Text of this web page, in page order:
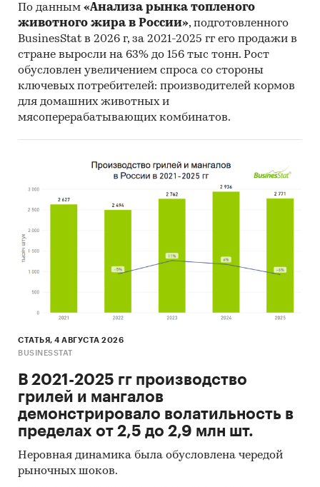
РФ, федеральные округа и регионы РФ, страны
мира
Категории: IT и телекоммуникации /
Звукозапись
Россия
По данным «Анализа рынка топленого
животного жира в России», подготовленного
BusinesStat в 2026 г, за 2021-2025 гг его продажи в
стране выросли на 63% до 156 тыс тонн. Рост
обусловлен увеличением спроса со стороны
ключевых потребителей: производителей кормов
для домашних животных и
мясоперерабатывающих комбинатов.
СТАТЬЯ, 4 АВГУСТА 2026
BUSINESSTAT
В 2021-2025 гг производство
грилей и мангалов
демонстрировало волатильность в
пределах от 2,5 до 2,9 млн шт.
Неровная динамика была обусловлена чередой
рыночных шоков.